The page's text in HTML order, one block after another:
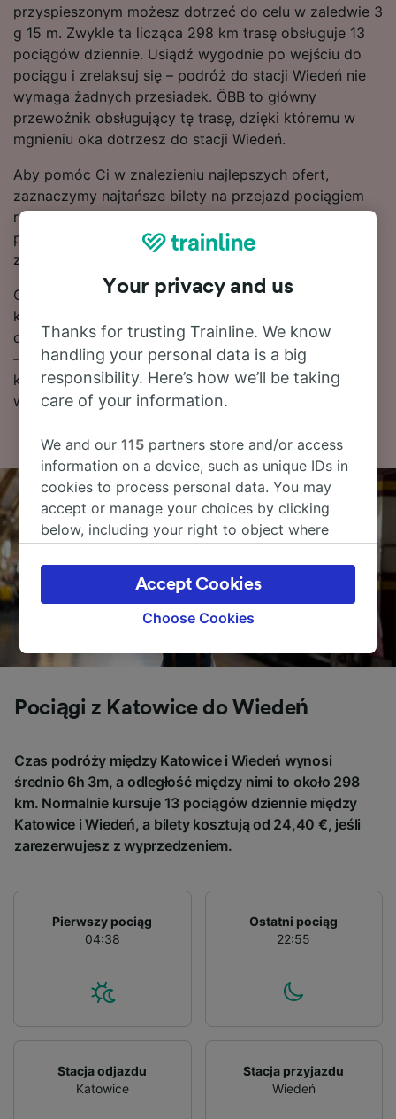
przyspieszonym możesz dotrzeć do celu w zaledwie 3
g 15 m. Zwykle ta licząca 298 km trasę obsługuje 13
pociągów dziennie. Usiądź wygodnie po wejściu do
pociągu i zrelaksuj się – podróż do stacji Wiedeń nie
wymaga żadnych przesiadek. ÖBB to główny
przewoźnik obsługujący tę trasę, dzięki któremu w
mgnieniu oka dotrzesz do stacji Wiedeń.
Aby pomóc Ci w znalezieniu najlepszych ofert,
zaznaczymy najtańsze bilety na przejazd pociągiem
relacji Katowice – Wiedeń w naszym narzędziu do
planowania podróży. Pamiętaj tylko, że im szybciej
zarezerwujesz bilety, tym więcej zaoszczędzisz!
Chcesz już teraz zarezerwować swoje bilety
kolejowe? Poszukaj ich w naszym serwisie. Czytaj
dalej, aby znaleźć więcej informacji na temat podróży
– rozkłady jazdy pociągów (w tym pierwsze i ostatnie
kursy), często zadawane pytania i porady dotyczące
wyszukiwania tanich biletów kolejowych.
Pociągi z Katowice do Wiedeń
Czas podróży między Katowice i Wiedeń wynosi
średnio 6h 3m, a odległość między nimi to około 298
km. Normalnie kursuje 13 pociągów dziennie między
Katowice i Wiedeń, a bilety kosztują od 24,40 €, jeśli
zarezerwujesz z wyprzedzeniem.
Pierwszy pociąg
04:38
Ostatni pociąg
22:55
Stacja odjazdu
Katowice
Stacja przyjazdu
Wiedeń
Your privacy and us
Thanks for trusting Trainline. We know
handling your personal data is a big
responsibility. Here’s how we’ll be taking
care of your information.
We and our115 partners store and/or access
information on a device, such as unique IDs in
cookies to process personal data. You may
accept or manage your choices by clicking
below, including your right to object where
the privacy policy page. These choices will be
signaled to our partners and will not affect
browsing data. Your data will not be used for
track you.
Use precise geolocation data. Actively scan
Personalised advertising and content,
advertising and content measurement,
audience research and services development.
List of Partners
Choose Cookies
Accept Cookies